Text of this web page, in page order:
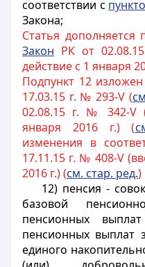
соответствии с
Закона;
Статья
Закон РК от
действие с 1 января
Подпункт 12
17.03.15 г. № 293-V (
02.08.15 г. № 342-V
января 2016 г.) (
изменения в
17.11.15 г. № 408-V
2016 г.) (см. стар. ред.)
12) пенсия -
базовой
пенсионных
пенсионных выплат
единого